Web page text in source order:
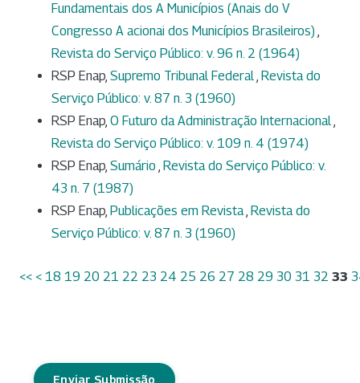
Fundamentais dos A Municípios (Anais do V
Congresso A acionai dos Municípios Brasileiros) ,
Revista do Serviço Público: v. 96 n. 2 (1964)
RSP Enap, Supremo Tribunal Federal, Revista do
Serviço Público: v. 87 n. 3 (1960)
RSP Enap, O Futuro da Administração Internacional,
Revista do Serviço Público: v. 109 n. 4 (1974)
RSP Enap, Sumário , Revista do Serviço Público: v.
43 n. 7 (1987)
RSP Enap, Publicações em Revista, Revista do
Serviço Público: v. 87 n. 3 (1960)
<< < 18 19 20 21 22 23 24 25 26 27 28 29 30 31 32 33
Enviar Submissão